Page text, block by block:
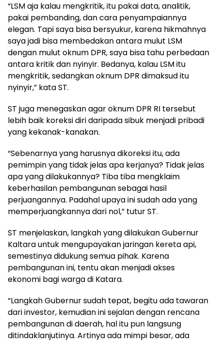
“LSM aja kalau mengkritik, itu pakai data, analitik,
pakai pembanding, dan cara penyampaiannya
elegan. Tapi saya bisa bersyukur, karena hikmahnya
saya jadi bisa membedakan antara mulut LSM
dengan mulut oknum DPR, saya bisa tahu perbedaan
antara kritik dan nyinyir. Bedanya, kalau LSM itu
mengkritik, sedangkan oknum DPR dimaksud itu
nyinyir,” kata ST.
ST juga menegaskan agar oknum DPR RI tersebut
lebih baik koreksi diri daripada sibuk menjadi pribadi
yang kekanak-kanakan.
“Sebenarnya yang harusnya dikoreksi itu, ada
pemimpin yang tidak jelas apa kerjanya? Tidak jelas
apa yang dilakukannya? Tiba tiba mengklaim
keberhasilan pembangunan sebagai hasil
perjuangannya. Padahal upaya ini sudah ada yang
memperjuangkannya dari nol,” tutur ST.
ST menjelaskan, langkah yang dilakukan Gubernur
Kaltara untuk mengupayakan jaringan kereta api,
semestinya didukung semua pihak. Karena
pembangunan ini, tentu akan menjadi akses
ekonomi bagi warga di Katara.
“Langkah Gubernur sudah tepat, begitu ada tawaran
dari investor, kemudian ini sejalan dengan rencana
pembangunan di daerah, hal itu pun langsung
ditindaklanjutinya. Artinya ada mimpi besar, ada